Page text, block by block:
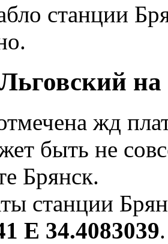
станции
на
жд
быть не
Брянск.
станции
E 34.4083039.